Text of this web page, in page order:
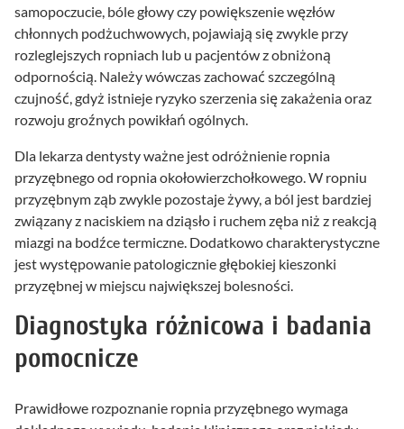
samopoczucie, bóle głowy czy powiększenie węzłów
chłonnych podżuchwowych, pojawiają się zwykle przy
rozleglejszych ropniach lub u pacjentów z obniżoną
odpornością. Należy wówczas zachować szczególną
czujność, gdyż istnieje ryzyko szerzenia się zakażenia oraz
rozwoju groźnych powikłań ogólnych.
Dla lekarza dentysty ważne jest odróżnienie ropnia
przyzębnego od ropnia okołowierzchołkowego. W ropniu
przyzębnym ząb zwykle pozostaje żywy, a ból jest bardziej
związany z naciskiem na dziąsło i ruchem zęba niż z reakcją
miazgi na bodźce termiczne. Dodatkowo charakterystyczne
jest występowanie patologicznie głębokiej kieszonki
przyzębnej w miejscu największej bolesności.
Diagnostyka różnicowa i badania
pomocnicze
Prawidłowe rozpoznanie ropnia przyzębnego wymaga